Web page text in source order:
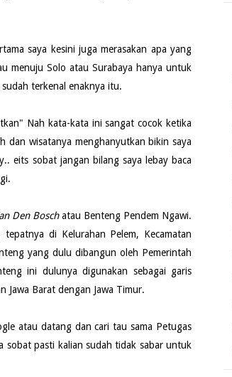
saya kesini juga merasakan apa yang
menuju Solo atau Surabaya hanya untuk
terkenal enaknya itu.
Nah kata-kata ini sangat cocok ketika
dan wisatanya menghanyutkan bikin saya
eits sobat jangan bilang saya lebay baca
Den Boschatau Benteng Pendem Ngawi.
di Kelurahan Pelem, Kecamatan
yang dulu dibangun oleh Pemerintah
ini dulunya digunakan sebagai garis
Jawa Barat dengan Jawa Timur.
atau datang dan cari tau sama Petugas
pasti kalian sudah tidak sabar untuk